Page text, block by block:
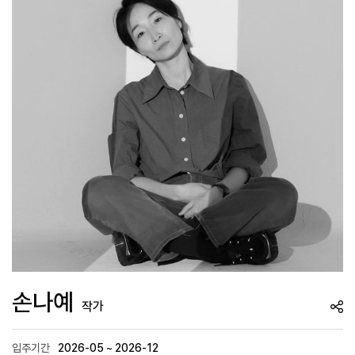
손나예 작가
입주기간
2026-05 ~ 2026-12